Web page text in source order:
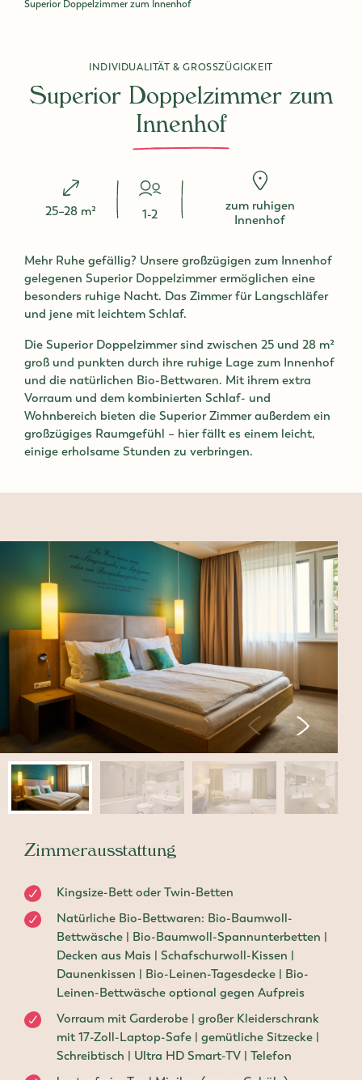
Superior Doppelzimmer zum Innenhof
Superior Doppelzimmer zum
Innenhof
INDIVIDUALITÄT & GROSSZÜGIGKEIT
Zimmergröße:
25–28 m² 1-2Person/en
zum ruhigen
Innenhof
Mehr Ruhe gefällig? Unsere großzügigen zum Innenhof
gelegenen Superior Doppelzimmer ermöglichen eine
besonders ruhige Nacht. Das Zimmer für Langschläfer
und jene mit leichtem Schlaf.
Die Superior Doppelzimmer sind zwischen 25 und 28 m²
groß und punkten durch ihre ruhige Lage zum Innenhof
und die natürlichen Bio-Bettwaren. Mit ihrem extra
Vorraum und dem kombinierten Schlaf- und
Wohnbereich bieten die Superior Zimmer außerdem ein
großzügiges Raumgefühl – hier fällt es einem leicht,
einige erholsame Stunden zu verbringen.
Zimmerausstattung
Kingsize-Bett oder Twin-Betten
Natürliche Bio-Bettwaren: Bio-Baumwoll-
Bettwäsche | Bio-Baumwoll-Spannunterbetten |
Decken aus Mais | Schafschurwoll-Kissen |
Daunenkissen | Bio-Leinen-Tagesdecke | Bio-
Leinen-Bettwäsche optional gegen Aufpreis
Vorraum mit Garderobe | großer Kleiderschrank
mit 17-Zoll-Laptop-Safe | gemütliche Sitzecke |
Schreibtisch | Ultra HD Smart-TV | Telefon